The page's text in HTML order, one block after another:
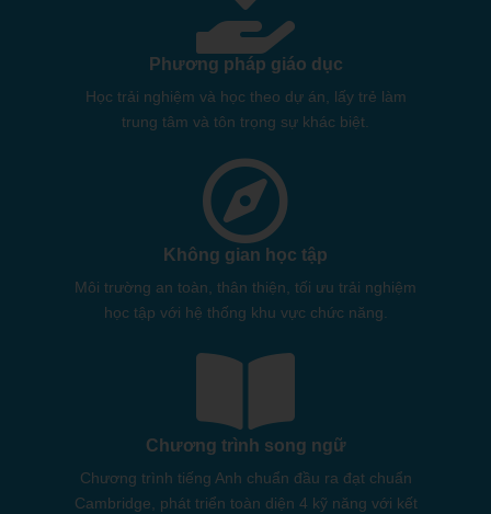
Phương pháp giáo dục
Học trải nghiệm và học theo dự án, lấy trẻ làm
trung tâm và tôn trọng sự khác biệt.
Không gian học tập
Môi trường an toàn, thân thiện, tối ưu trải nghiệm
học tập với hệ thống khu vực chức năng.
Chương trình song ngữ
Chương trình tiếng Anh chuẩn đầu ra đạt chuẩn
Cambridge, phát triển toàn diện 4 kỹ năng với kết